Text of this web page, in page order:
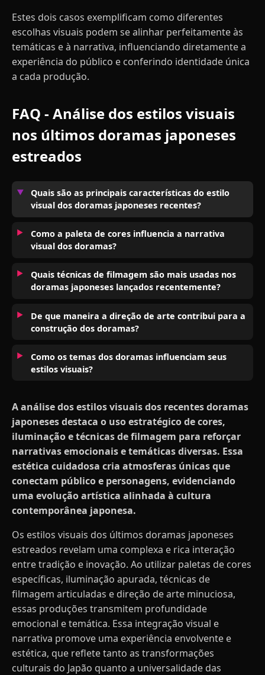
Estes dois casos exemplificam como diferentes
escolhas visuais podem se alinhar perfeitamente às
temáticas e à narrativa, influenciando diretamente a
experiência do público e conferindo identidade única
a cada produção.
FAQ - Análise dos estilos visuais
nos últimos doramas japoneses
estreados
Quais são as principais características do estilo
visual dos doramas japoneses recentes?
Como a paleta de cores influencia a narrativa
visual dos doramas?
Quais técnicas de filmagem são mais usadas nos
doramas japoneses lançados recentemente?
De que maneira a direção de arte contribui para a
construção dos doramas?
Como os temas dos doramas influenciam seus
estilos visuais?
A análise dos estilos visuais dos recentes doramas
japoneses destaca o uso estratégico de cores,
iluminação e técnicas de filmagem para reforçar
narrativas emocionais e temáticas diversas. Essa
estética cuidadosa cria atmosferas únicas que
conectam público e personagens, evidenciando
uma evolução artística alinhada à cultura
contemporânea japonesa.
Os estilos visuais dos últimos doramas japoneses
estreados revelam uma complexa e rica interação
entre tradição e inovação. Ao utilizar paletas de cores
específicas, iluminação apurada, técnicas de
filmagem articuladas e direção de arte minuciosa,
essas produções transmitem profundidade
emocional e temática. Essa integração visual e
narrativa promove uma experiência envolvente e
estética, que reflete tanto as transformações
culturais do Japão quanto a universalidade das